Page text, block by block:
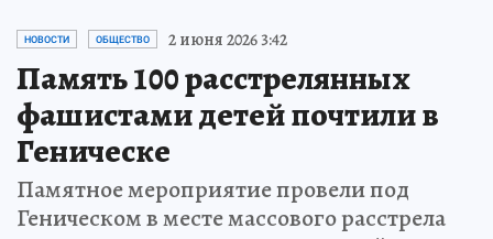
НОВОСТИ ОБЩЕСТВО 2 июня 2026 3:42
Память 100 расстрелянных
фашистами детей почтили в
Геническе
Памятное мероприятие провели под
Геническом в месте массового расстрела